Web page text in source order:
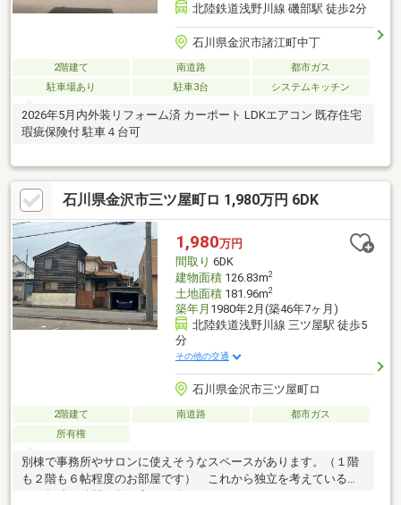
北陸鉄道浅野川線 磯部駅 徒歩2分
石川県金沢市諸江町中丁
2階建て 南道路
都市ガス
駐車場あり
駐車3台 システムキッチン
2026年5月内外装リフォーム済 カーポート LDKエアコン 既存住宅
瑕疵保険付 駐車４台可
石川県金沢市三ツ屋町ロ 1,980万円 6DK
1,980万円
間取り 6DK
建物面積126.83m2
土地面積181.96m2
築年月 1980年2月(築46年7ヶ月)
北陸鉄道浅野川線 三ツ屋駅 徒歩5
分
その他の交通
石川県金沢市三ツ屋町ロ
2階建て 南道路
都市ガス
所有権
別棟で事務所やサロンに使えそうなスペースがあります。（１階
も２階も６帖程度のお部屋です） これから独立を考えている方